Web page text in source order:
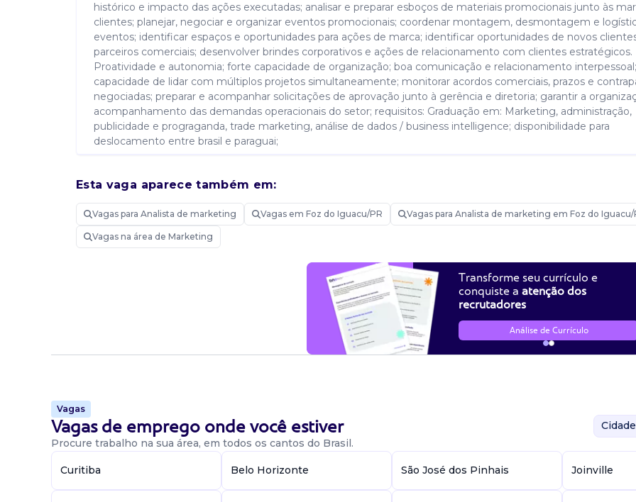
histórico e impacto das ações executadas; analisar e preparar esboços de materiais promocionais junto às
clientes; planejar, negociar e organizar eventos promocionais; coordenar montagem, desmontagem e
eventos; identificar espaços e oportunidades para ações de marca; identificar oportunidades de novos
parceiros comerciais; desenvolver brindes corporativos e ações de relacionamento com clientes estratégicos.
Proatividade e autonomia; forte capacidade de organização; boa comunicação e relacionamento interpessoal;
capacidade de lidar com múltiplos projetos simultaneamente; monitorar acordos comerciais, prazos e
negociadas; preparar e acompanhar solicitações de aprovação junto à gerência e diretoria; garantir a
acompanhamento das demandas operacionais do setor; requisitos: Graduação em: Marketing, administração,
publicidade e prograganda, trade marketing, análise de dados / business intelligence; disponibilidade para
deslocamento entre brasil e paraguai;
Requisitos
Experiência prévia em trade marketing, marketing ou área comercial; experiência com projetos binacionais ou
internacionais; desenvolver cronograma de visitas e acompanhamento das lojas e pontos de venda; planejar e
executar ações de trade marketing voltadas ao aumento de sell-out e visibilidade das marcas; desenvolver
ação específicos para canais e clientes estratégicos; monitorar a execução das ações no pdv, garantindo
de exposição e comunicação; pesquisar portfólio, preços e ações da concorrência; coordenar montagem,
desmontagem e logística de eventos; identificar espaços e oportunidades para ações de marca; proatividade e
autonomia; monitorar acordos comerciais, prazos e contrapartidas negociadas; preparar e acompanhar
aprovação junto à gerência e diretoria; perfil analítico e estratégico; espanhol intermediário ou avançado;
com gestão de fornecedores; vivência com gestão de ações em ponto de venda (pdv); experiência com
Esta vaga aparece também em:
Vagas para Analista de marketing Vagas em Foz do Iguacu/PR Vagas para Analista de marketing em Foz do Iguacu/
Vagas na área de Marketing
Transforme seu currículo e
conquiste a atenção dos
recrutadores
Análise de Currículo
Vagas
Vagas de emprego onde você estiver
Procure trabalho na sua área, em todos os cantos do Brasil.
Curitiba Belo Horizonte São José dos Pinhais Joinville